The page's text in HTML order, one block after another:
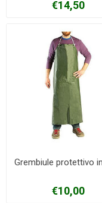
€14,50
Grembiule protettivo
€10,00